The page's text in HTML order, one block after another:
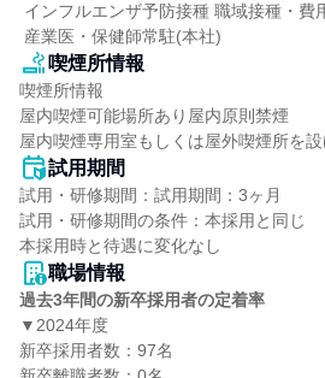
産業医・保健師常駐(本社)
喫煙所情報
喫煙所情報
屋内喫煙可能場所あり屋内原則禁煙
屋内喫煙専用室もしくは屋外喫煙所を設
試用期間
試用・研修期間：試用期間：3ヶ月
試用・研修期間の条件：本採用と同じ
職場情報
過去3年間の新卒採用者の定着率
▼2024年度
新卒採用者数：97名